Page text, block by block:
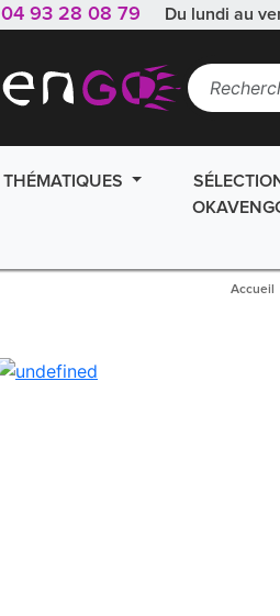
04 93 28 08 79 Du lundi au
THÉMATIQUES
Accueil